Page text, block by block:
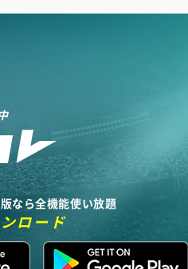
なら全機能使い放題
ロード